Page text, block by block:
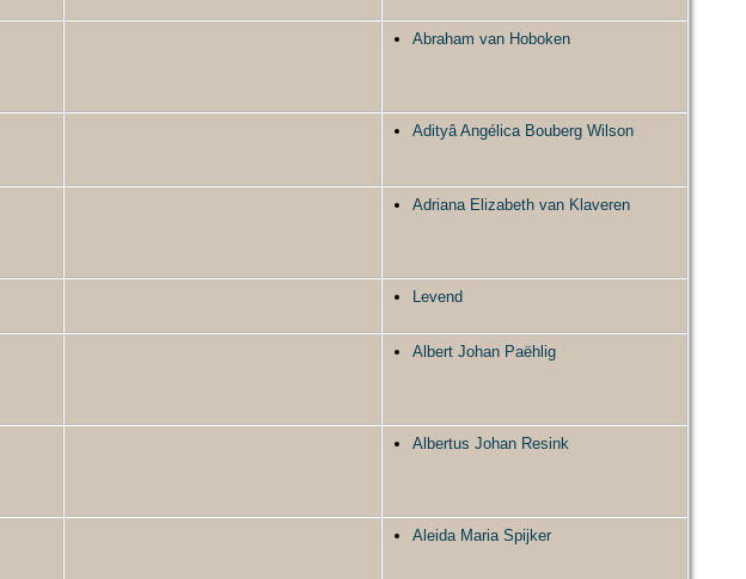
Abraham van Hoboken
Adityâ Angélica Bouberg Wilson
Adriana Elizabeth van Klaveren
Levend
Albert Johan Paëhlig
Albertus Johan Resink
Aleida Maria Spijker